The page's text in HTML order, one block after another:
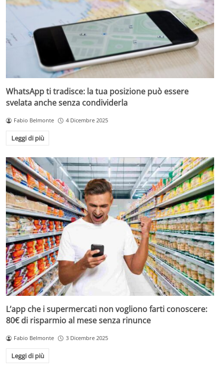
WhatsApp ti tradisce: la tua posizione può essere
svelata anche senza condividerla
Fabio Belmonte 4 Dicembre 2025
Leggi di più
L’app che i supermercati non vogliono farti conoscere:
80€ di risparmio al mese senza rinunce
Fabio Belmonte 3 Dicembre 2025
Leggi di più